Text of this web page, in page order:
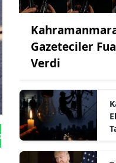
Gönder
Gazeteciler
Verdi